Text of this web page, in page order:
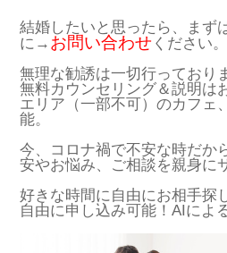
結婚したいと思ったら、まず
に→ お問い合わせ ください。
無理な勧誘は一切行っており
無料カウンセリング＆説明は
エリア（一部不可）のカフェ
能。
今、コロナ禍で不安な時だか
安やお悩み、ご相談を親身に
好きな時間に自由にお相手探
自由に申し込み可能！AIによ